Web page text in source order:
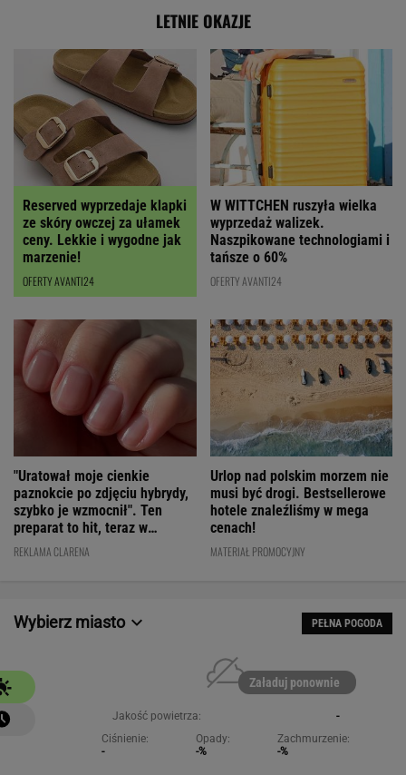
LETNIE OKAZJE
Reserved wyprzedaje klapki
ze skóry owczej za ułamek
ceny. Lekkie i wygodne jak
marzenie!
OFERTY AVANTI24
W WITTCHEN ruszyła wielka
wyprzedaż walizek.
Naszpikowane technologiami i
tańsze o 60%
OFERTY AVANTI24
"Uratował moje cienkie
paznokcie po zdjęciu hybrydy,
szybko je wzmocnił". Ten
preparat to hit, teraz w
świetnej cenie
REKLAMA CLARENA
Urlop nad polskim morzem nie
musi być drogi. Bestsellerowe
hotele znaleźliśmy w mega
cenach!
MATERIAŁ PROMOCYJNY
Wybierz miasto PEŁNA POGODA
Załaduj ponownie
Jakość powietrza:
-
Ciśnienie:
-
Opady:
-%
Zachmurzenie:
-%